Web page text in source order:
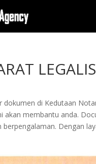
dokumen di Kedutaan
akan membantu anda.
Dengan